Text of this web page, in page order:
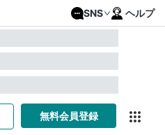
SNS ヘルプ
無料会員登録